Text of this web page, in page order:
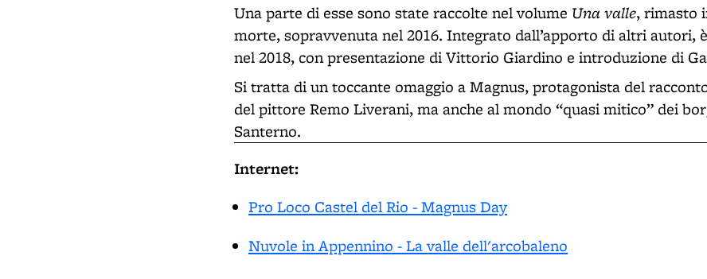
Una parte di esse sono state raccolte nel volume Una valle, rimasto
morte, sopravvenuta nel 2016. Integrato dall’apporto di altri autori,
nel 2018, con presentazione di Vittorio Giardino e introduzione di
Si tratta di un toccante omaggio a Magnus, protagonista del
del pittore Remo Liverani, ma anche al mondo “quasi mitico” dei
Santerno.
Internet:
Pro Loco Castel del Rio - Magnus Day
Nuvole in Appennino - La valle dell'arcobaleno